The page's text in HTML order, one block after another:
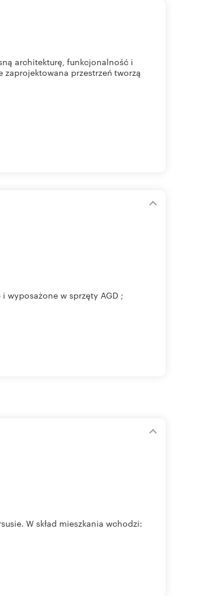
architekturę, funkcjonalność i
zaprojektowana przestrzeń tworzą
i wyposażone w sprzęty AGD ;
W skład mieszkania wchodzi: